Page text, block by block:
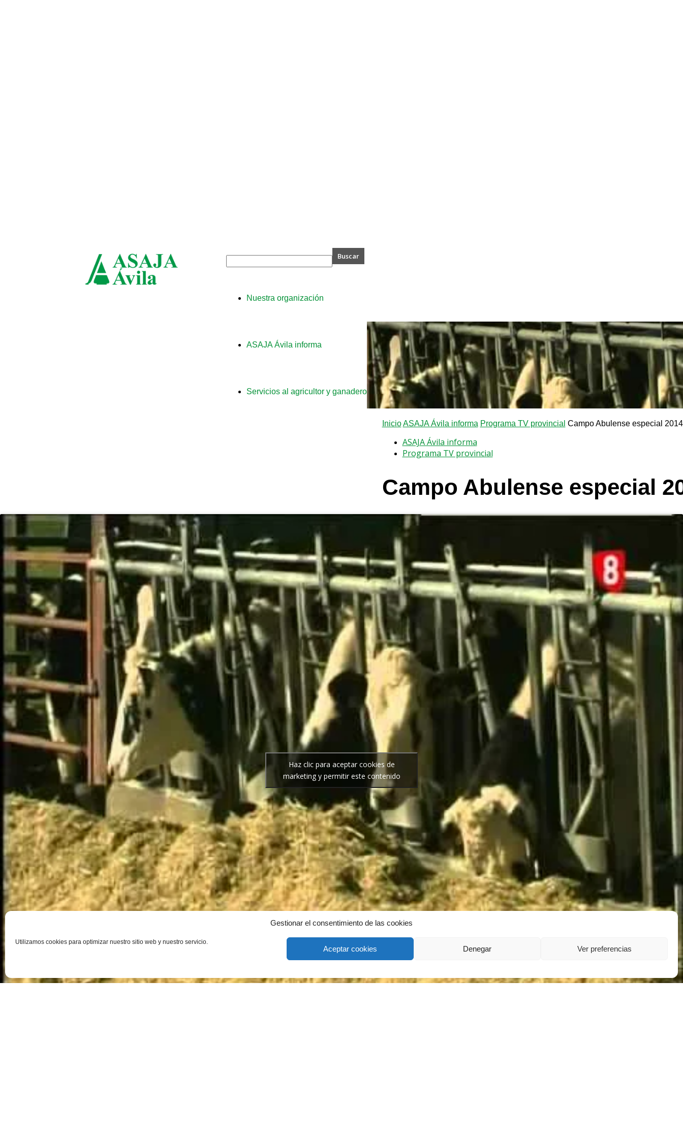
Gestionar el consentimiento de las cookies
Utilizamos cookies para optimizar nuestro sitio web y nuestro servicio.
Aceptar cookies Denegar Ver preferencias
Nuestra organización
ASAJA Ávila informa
Servicios al agricultor y ganadero
Inicio ASAJA Ávila informa Programa TV provincial Campo Abulense especial 2014
ASAJA Ávila informa
Programa TV provincial
Campo Abulense especial
Haz clic para aceptar cookies de
marketing y permitir este contenido